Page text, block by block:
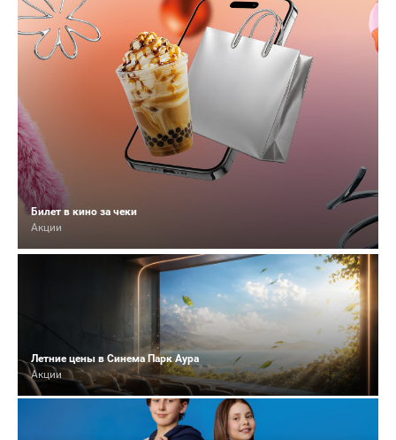
Билет в кино за чеки
Акции
Летние цены в Синема Парк Аура
Акции